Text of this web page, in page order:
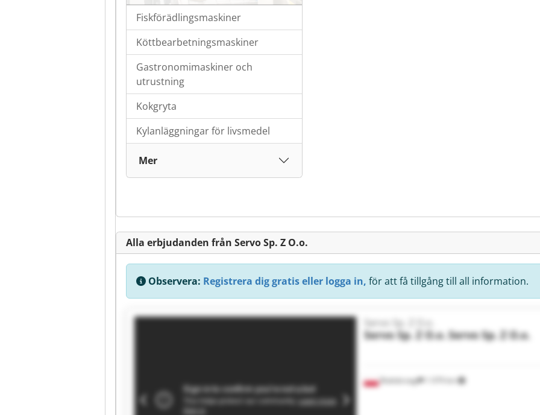
Fiskförädlingsmaskiner
Köttbearbetningsmaskiner
Gastronomimaskiner och
utrustning
Kokgryta
Kylanläggningar för livsmedel
Mer
Alla erbjudanden från Servo Sp. Z O.o.
Observera: Registrera dig gratis eller logga in, för att få tillgång till all information.
Białobrzegi
Servo Sp. Z O.o.
Servo Sp. Z O.o.Servo Sp. Z O.o.